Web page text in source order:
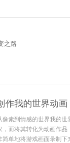
之路
作我的世界动
像素到情感的世界我的
，而将其转化为动画作
简单地将游戏画面录制